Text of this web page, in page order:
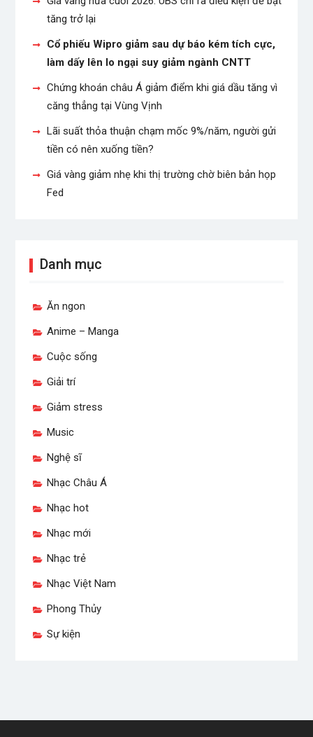
tăng trở lại
Cổ phiếu Wipro giảm sau dự báo kém tích cực,
làm dấy lên lo ngại suy giảm ngành CNTT
Chứng khoán châu Á giảm điểm khi giá dầu tăng vì
căng thẳng tại Vùng Vịnh
Lãi suất thỏa thuận chạm mốc 9%/năm, người gửi
tiền có nên xuống tiền?
Giá vàng giảm nhẹ khi thị trường chờ biên bản họp
Fed
Danh mục
Ăn ngon
Anime – Manga
Cuộc sống
Giải trí
Giảm stress
Music
Nghệ sĩ
Nhạc Châu Á
Nhạc hot
Nhạc mới
Nhạc trẻ
Nhạc Việt Nam
Phong Thủy
Sự kiện